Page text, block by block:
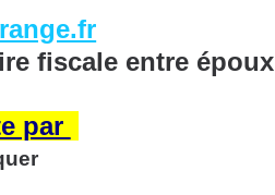
fiscale entre époux
par